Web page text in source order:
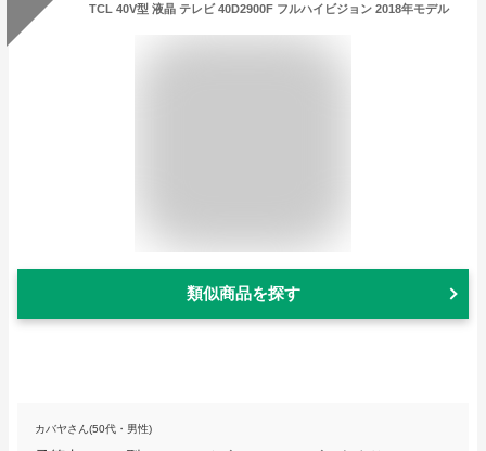
TCL 40V型 液晶 テレビ 40D2900F フルハイビジョン 2018年モデル
類似商品を探す
カバヤさん(50代・男性)